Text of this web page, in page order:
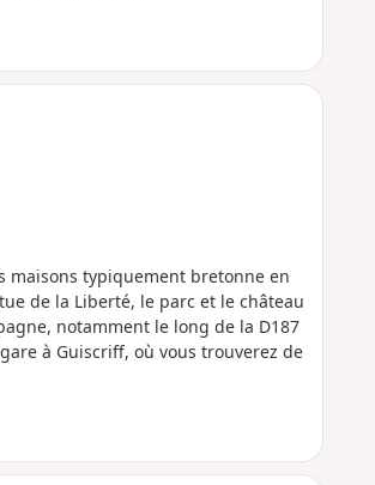
maisons typiquement bretonne en
de la Liberté, le parc et le château
notamment le long de la D187
à Guiscriff, où vous trouverez de